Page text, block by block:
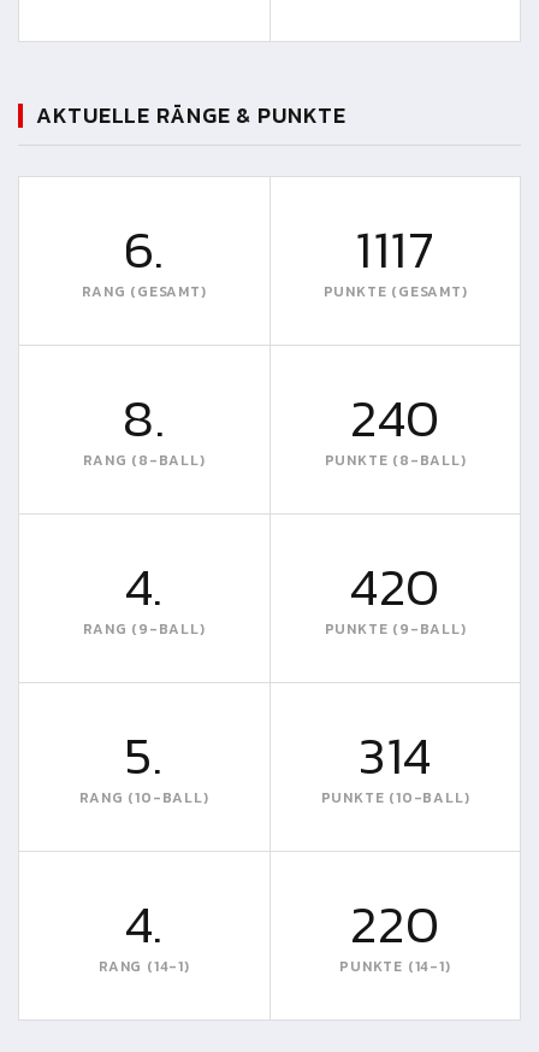
AKTUELLE RÄNGE & PUNKTE
6.
RANG (GESAMT)
1117
PUNKTE (GESAMT)
8.
RANG (8-BALL)
240
PUNKTE (8-BALL)
4.
RANG (9-BALL)
420
PUNKTE (9-BALL)
5.
RANG (10-BALL)
314
PUNKTE (10-BALL)
4.
RANG (14-1)
220
PUNKTE (14-1)